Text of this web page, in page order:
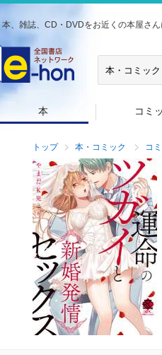
本、雑誌、CD・DVDをお近くの本屋さん
本 コミ
トップ 本・コミック コ